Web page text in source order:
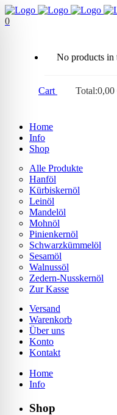
0
No products in
Cart Total:0,00
Home
Info
Shop
Alle Produkte
Hanföl
Kürbiskernöl
Leinöl
Mandelöl
Mohnöl
Pinienkernöl
Schwarzkümmelöl
Sesamöl
Walnussöl
Zedern-Nusskernöl
Zur Kasse
Versand
Warenkorb
Über uns
Konto
Kontakt
Home
Info
Shop